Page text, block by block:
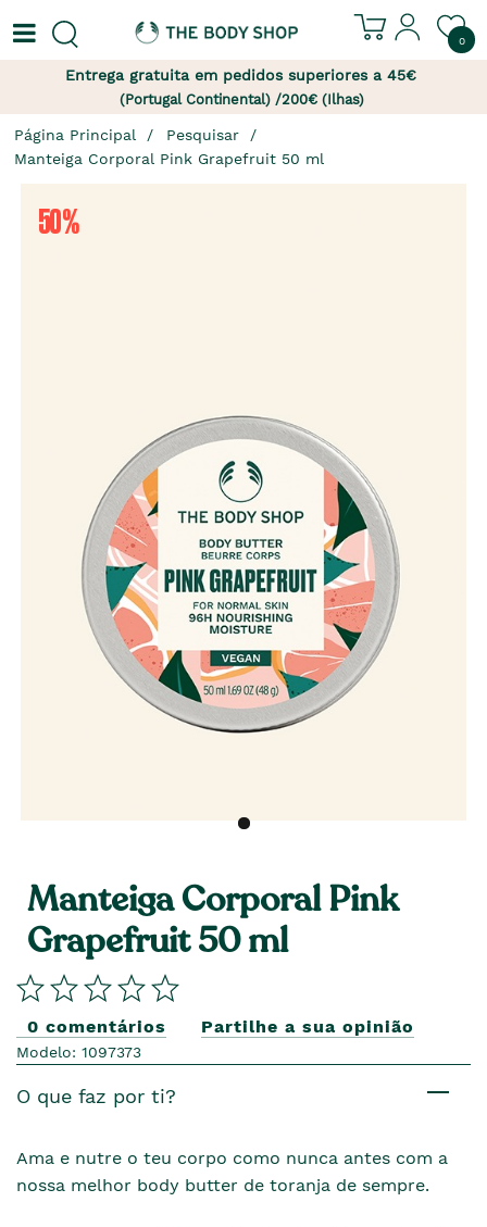
0
Entrega gratuita em pedidos superiores a 45€
(Portugal Continental) /200€ (Ilhas)
Página Principal
Pesquisar
Manteiga Corporal Pink Grapefruit 50 ml
Manteiga Corporal Pink
Grapefruit 50 ml
0 comentários Partilhe a sua opinião
Modelo: 1097373
O que faz por ti?
Ama e nutre o teu corpo como nunca antes com a
nossa melhor body butter de toranja de sempre.